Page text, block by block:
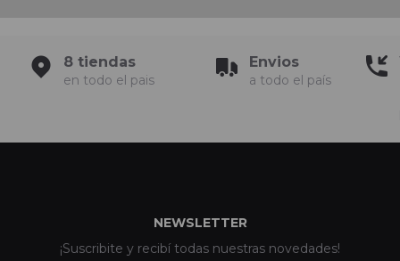
8 tiendas
en todo el pais
Envios
a todo el país
NEWSLETTER
¡Suscribite y recibí todas nuestras novedades!